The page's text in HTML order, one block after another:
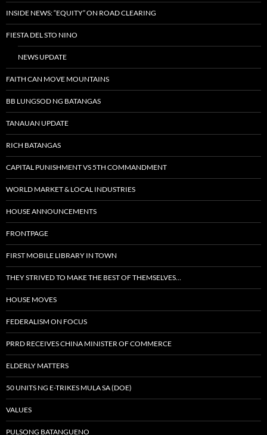
INSIDE NEWS: “EQUITY” ON ROAD CLEARING
FIESTA DEL STO NINO
NEWS UPDATE
FAITH CAN MOVE MOUNTAINS
BB LUNGSOD NG BATANGAS
TANAUAN UPDATE
RICH BATANGAS
CAPITAL PUNISHMENT VS 5TH COMMANDMENT
WORLD MARKET & LOCAL INDUSTRIES
HOUSE ANNOUNCEMENTS
FRONTPAGE
FIRST MOBILE LIBRARY IN TOWN
THEY STRIVED TO MAKE THE BEST OF THEMSELVES…
HOUSE MOVES
FEDERALISM ON FOCUS
PRRD RECEIVES CHINA MINISTER OF COMMERCE
ELDERLY MATTERS
50 UNITS NG E-TRIKES MULA SA (DOE)
VALUES
PULSONG BATANGUENO